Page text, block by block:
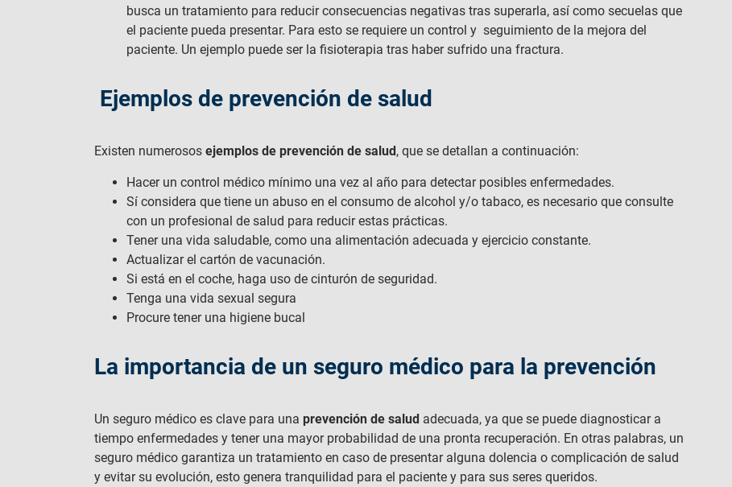
busca un tratamiento para reducir consecuencias negativas tras superarla, así como secuelas que
el paciente pueda presentar. Para esto se requiere un control y seguimiento de la mejora del
paciente. Un ejemplo puede ser la fisioterapia tras haber sufrido una fractura.
Ejemplos de prevención de salud
Existen numerosos ejemplos de prevención de salud, que se detallan a continuación:
Hacer un control médico mínimo una vez al año para detectar posibles enfermedades.
Sí considera que tiene un abuso en el consumo de alcohol y/o tabaco, es necesario que consulte
con un profesional de salud para reducir estas prácticas.
Tener una vida saludable, como una alimentación adecuada y ejercicio constante.
Actualizar el cartón de vacunación.
Si está en el coche, haga uso de cinturón de seguridad.
Tenga una vida sexual segura
Procure tener una higiene bucal
La importancia de un seguro médico para la prevención
Un seguro médico es clave para una prevención de salud adecuada, ya que se puede diagnosticar a
tiempo enfermedades y tener una mayor probabilidad de una pronta recuperación. En otras palabras, un
seguro médico garantiza un tratamiento en caso de presentar alguna dolencia o complicación de salud
y evitar su evolución, esto genera tranquilidad para el paciente y para sus seres queridos.